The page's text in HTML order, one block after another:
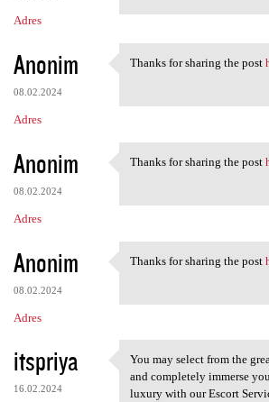
Adres
Anonim
08.02.2024
Adres
Thanks for sharing the
Thanks for sharing the post
Anonim
08.02.2024
Adres
Thanks for sharing the
Thanks for sharing the post
Anonim
08.02.2024
Adres
Thanks for sharing the
Thanks for sharing the post
itspriya
16.02.2024
You may select from
You may select from the
and completely immerse
luxury with our Escort